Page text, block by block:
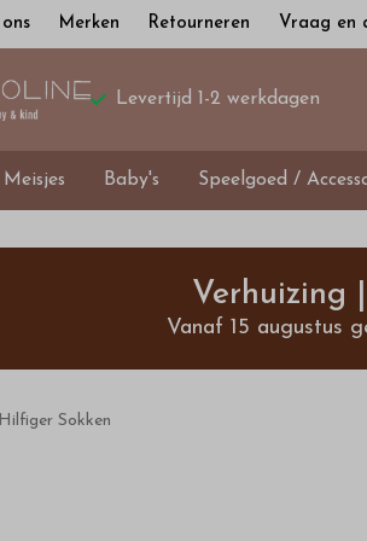
Merken Retourneren Vraag en
Levertijd 1-2 werkdagen
Meisjes Baby's Speelgoed /
Verhuizing
Vanaf 15 augustus
Sokken